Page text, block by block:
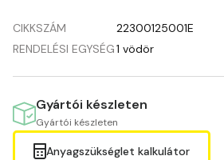
CIKKSZÁM
22300125001E
RENDELÉSI EGYSÉG1 vödör
Gyártói készleten
Gyártói készleten
Anyagszükséglet kalkulátor